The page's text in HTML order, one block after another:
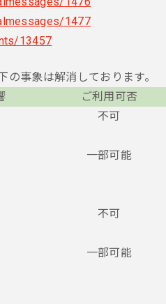
1477
13457
事象は解消しております。
ご利用可否
不可
一部可能
不可
一部可能